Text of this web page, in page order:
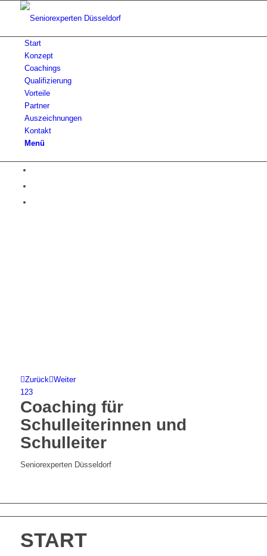
Start
Konzept
Coachings
Qualifizierung
Vorteile
Partner
Auszeichnungen
Kontakt
Menü
Zurück Weiter
1 23
Coaching für
Schulleiterinnen und
Schulleiter
Seniorexperten Düsseldorf
START